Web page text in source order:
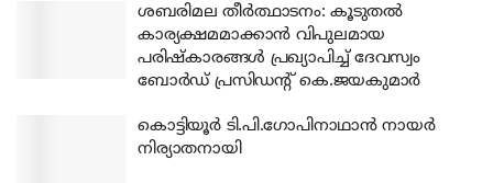
ശബരിമല തീര്‍ത്ഥാടനം: കൂടുതല്‍
കാര്യക്ഷമമാക്കാന്‍ വിപുലമായ
പരിഷ്‌കാരങ്ങള്‍ പ്രഖ്യാപിച്ച് ദേവസ്വം
ബോര്‍ഡ് പ്രസിഡന്റ് കെ.ജയകുമാര്‍
കൊട്ടിയൂര്‍ ടി.പി.ഗോപിനാഥാന്‍ നായര്‍
നിര്യാതനായി